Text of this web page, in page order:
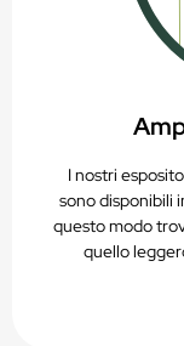
I nostri
sono disponibili
questo modo
quello